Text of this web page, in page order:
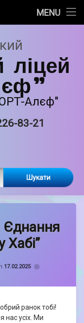
MENU
ліцей
Алєф"
83-21
Єднання
17.02.2025
ранок тобі!
нас усіх. Ми